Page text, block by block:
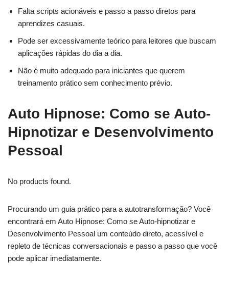
Falta scripts acionáveis e passo a passo diretos para
aprendizes casuais.
Pode ser excessivamente teórico para leitores que buscam
aplicações rápidas do dia a dia.
Não é muito adequado para iniciantes que querem
treinamento prático sem conhecimento prévio.
Auto Hipnose: Como se Auto-
Hipnotizar e Desenvolvimento
Pessoal
No products found.
Procurando um guia prático para a autotransformação? Você
encontrará em Auto Hipnose: Como se Auto-hipnotizar e
Desenvolvimento Pessoal um conteúdo direto, acessível e
repleto de técnicas conversacionais e passo a passo que você
pode aplicar imediatamente.